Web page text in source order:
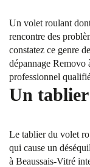
Un volet roulant
rencontre des
constatez ce genre
dépannage Removo
professionnel
Un tablier
Le tablier du volet
qui cause un
à Beaussais-Vitré